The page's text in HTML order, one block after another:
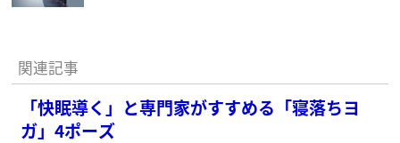
関連記事
「快眠導く」と専門家がすすめる「寝落ちヨ
ガ」4ポーズ